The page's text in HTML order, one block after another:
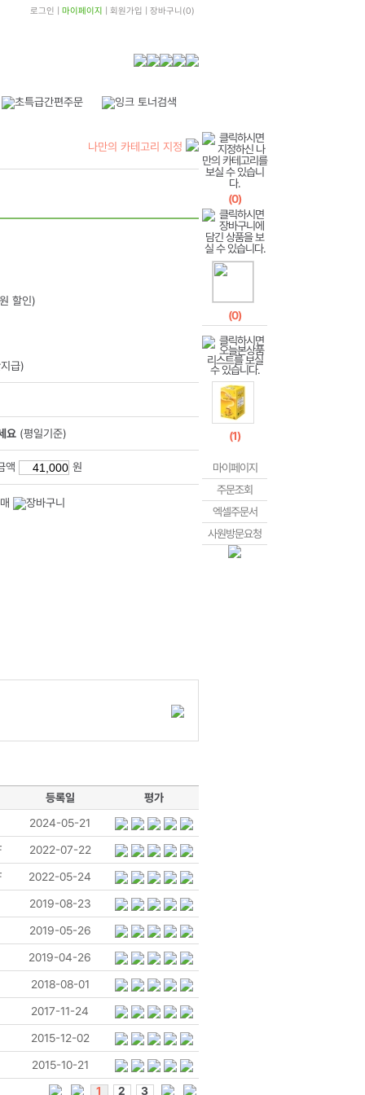
로그인 마이페이지 회원가입 장바구니 (0)
나만의 카테고리 지정
할인)
급)
요(평일기준)
액 원
등록일
평가
2024-05-21
2022-07-22
2022-05-24
2019-08-23
2019-05-26
2019-04-26
2018-08-01
2017-11-24
2015-12-02
2015-10-21
1
2 3
(0)
(0)
(1)
마이페이지
주문조회
엑셀주문서
사원방문요청